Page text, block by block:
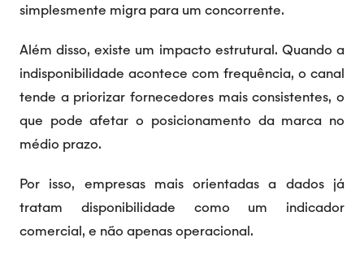
simplesmente migra para um concorrente.
Além disso, existe um impacto estrutural. Quando a
indisponibilidade acontece com frequência, o canal
tende a priorizar fornecedores mais consistentes, o
que pode afetar o posicionamento da marca no
médio prazo.
Por isso, empresas mais orientadas a dados já
tratam disponibilidade como um indicador
comercial, e não apenas operacional.